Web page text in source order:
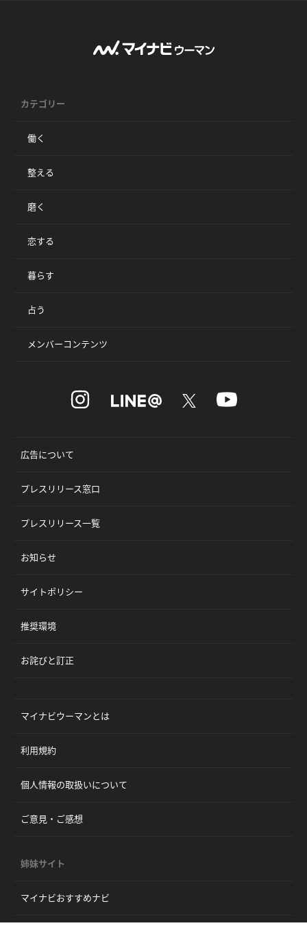
カテゴリー
働く
整える
磨く
恋する
暮らす
占う
メンバーコンテンツ
広告について
プレスリリース窓口
プレスリリース一覧
お知らせ
サイトポリシー
推奨環境
お詫びと訂正
マイナビウーマンとは
利用規約
個人情報の取扱いについて
ご意見・ご感想
姉妹サイト
マイナビおすすめナビ